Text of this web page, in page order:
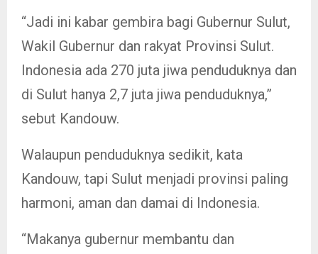
“Jadi ini kabar gembira bagi Gubernur Sulut,
Wakil Gubernur dan rakyat Provinsi Sulut.
Indonesia ada 270 juta jiwa penduduknya dan
di Sulut hanya 2,7 juta jiwa penduduknya,”
sebut Kandouw.
Walaupun penduduknya sedikit, kata
Kandouw, tapi Sulut menjadi provinsi paling
harmoni, aman dan damai di Indonesia.
“Makanya gubernur membantu dan